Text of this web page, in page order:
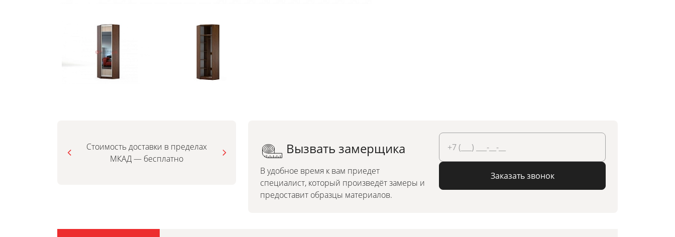
Стоимость доставки в пределах
МКАД — бесплатно
Можно заказать по
индивидуальным размерам
Вызвать замерщика
В удобное время к вам приедет
специалист, который произведёт замеры и
предоставит образцы материалов.
Заказать звонок